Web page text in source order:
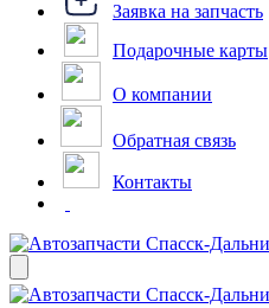
Заявка на запчасть
Подарочные карты
О компании
Обратная связь
Контакты